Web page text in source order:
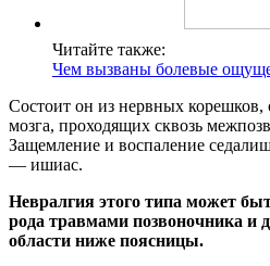
Читайте также:
Чем вызваны болевые
Состоит он из нервных корешков,
мозга, проходящих сквозь
Защемление и воспаление
— ишиас.
Невралгия этого типа может
рода травмами позвоночника и
области ниже поясницы.